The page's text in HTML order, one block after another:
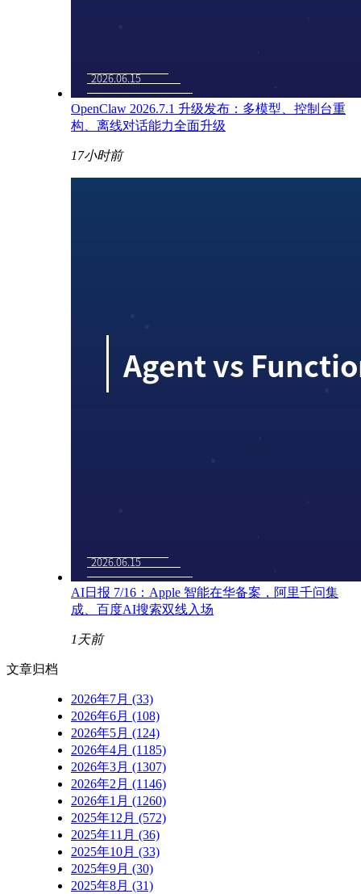
OpenClaw 2026.7.1 升级发布：多模型、控制台重
构、离线对话能力全面升级
17小时前
AI日报 7/16：Apple 智能在华备案，阿里千问集
成、百度AI搜索双线入场
1天前
文章归档
2026年7月 (33)
2026年6月 (108)
2026年5月 (124)
2026年4月 (1185)
2026年3月 (1307)
2026年2月 (1146)
2026年1月 (1260)
2025年12月 (572)
2025年11月 (36)
2025年10月 (33)
2025年9月 (30)
2025年8月 (31)